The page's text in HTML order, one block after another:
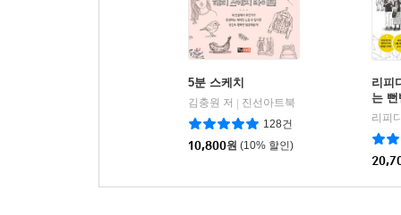
5분 스케치
김충원 저
진선아트북
128건
10,800원 (10% 할인)
리피
는
리피